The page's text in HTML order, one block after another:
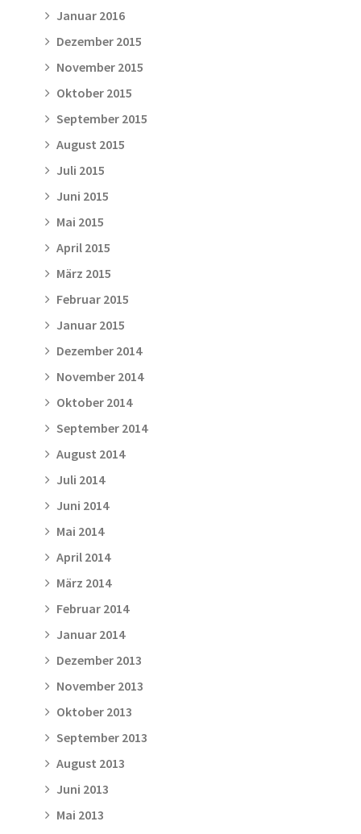
Januar 2016
Dezember 2015
November 2015
Oktober 2015
September 2015
August 2015
Juli 2015
Juni 2015
Mai 2015
April 2015
März 2015
Februar 2015
Januar 2015
Dezember 2014
November 2014
Oktober 2014
September 2014
August 2014
Juli 2014
Juni 2014
Mai 2014
April 2014
März 2014
Februar 2014
Januar 2014
Dezember 2013
November 2013
Oktober 2013
September 2013
August 2013
Juni 2013
Mai 2013